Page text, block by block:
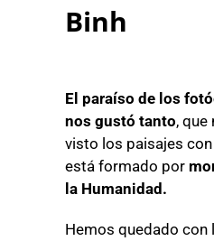
Binh
El paraíso de los
nos gustó tanto, que
visto los paisajes
está formado por
la Humanidad.
Hemos quedado con